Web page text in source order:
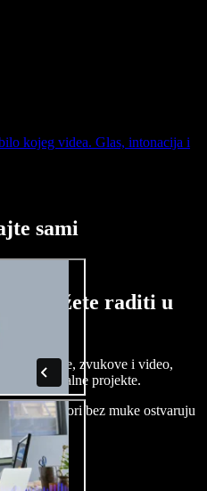
kojeg videa. Glas, intonacija i
sami
možete raditi u
slike, zvukove i video,
audio-vizualne projekte.
autori bez muke ostvaruju